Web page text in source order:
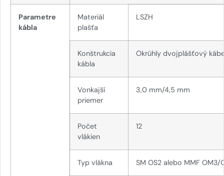
Parametre
kábla
Materiál
plašťa
LSZH
Konštrukcia
kábla
Okrúhly dvojplášťový
Vonkajší
priemer
3,0 mm/4,5 mm
Počet
vlákien
12
Typ vlákna SM OS2 alebo MMF